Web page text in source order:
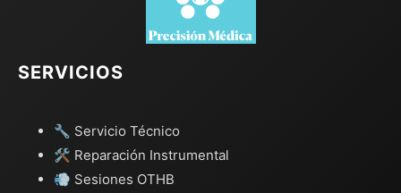
SERVICIOS
🔧 Servicio Técnico
🛠️ Reparación Instrumental
💨 Sesiones OTHB